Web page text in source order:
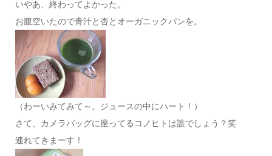
いやあ、終わってよかった。
お腹空いたので青汁と杏とオーガニックパンを。
（わーいみてみて～。ジュースの中にハート！）
さて、カメラバッグに座ってるコノヒトは誰でしょう？笑
連れてきまーす！